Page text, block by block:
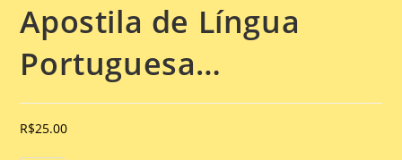
Apostila de Língua
Portuguesa…
R$25.00